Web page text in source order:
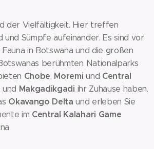
der Vielfältigkeit. Hier treffen
und Sümpfe aufeinander. Es sind vor
in Botswana und die großen
berühmten Nationalparks
Chobe, Moremi und Central
und Makgadikgadi ihr Zuhause haben.
Okavango Delta und erleben Sie
im Central Kalahari Game